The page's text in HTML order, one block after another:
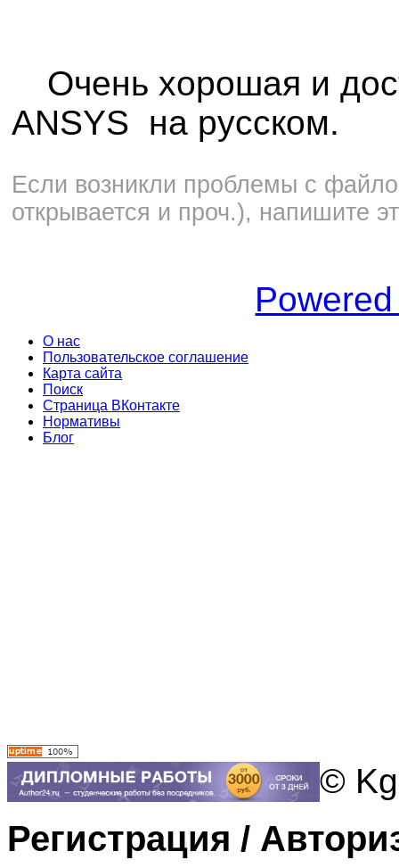
Очень хорошая и
ANSYS на русском.
Если возникли проблемы с
открывается и проч.), напишите
О нас
Пользовательское соглашение
Карта сайта
Поиск
Страница ВКонтакте
Нормативы
Блог
©
Регистрация /